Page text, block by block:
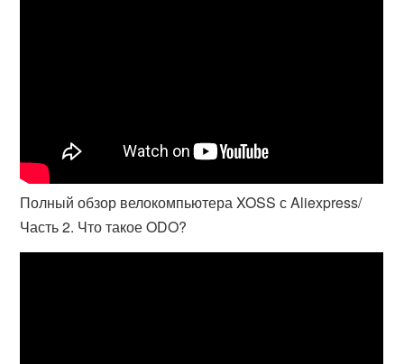
Полный обзор велокомпьютера XOSS с Aliexpress/
Часть 2. Что такое ODO?